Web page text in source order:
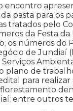
encontro
pasta para os
tratados pelo
da Festa da
os números do
de Jundiaí
plano de
para realizar
entre outros